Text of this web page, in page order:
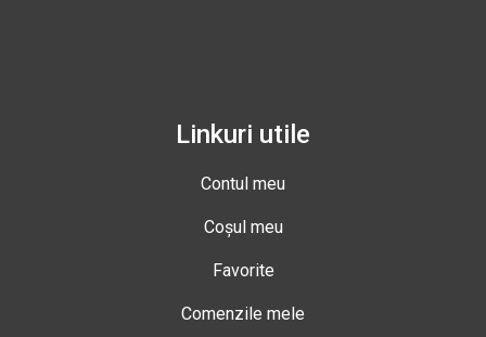
Linkuri utile
Contul meu
Coșul meu
Favorite
Comenzile mele